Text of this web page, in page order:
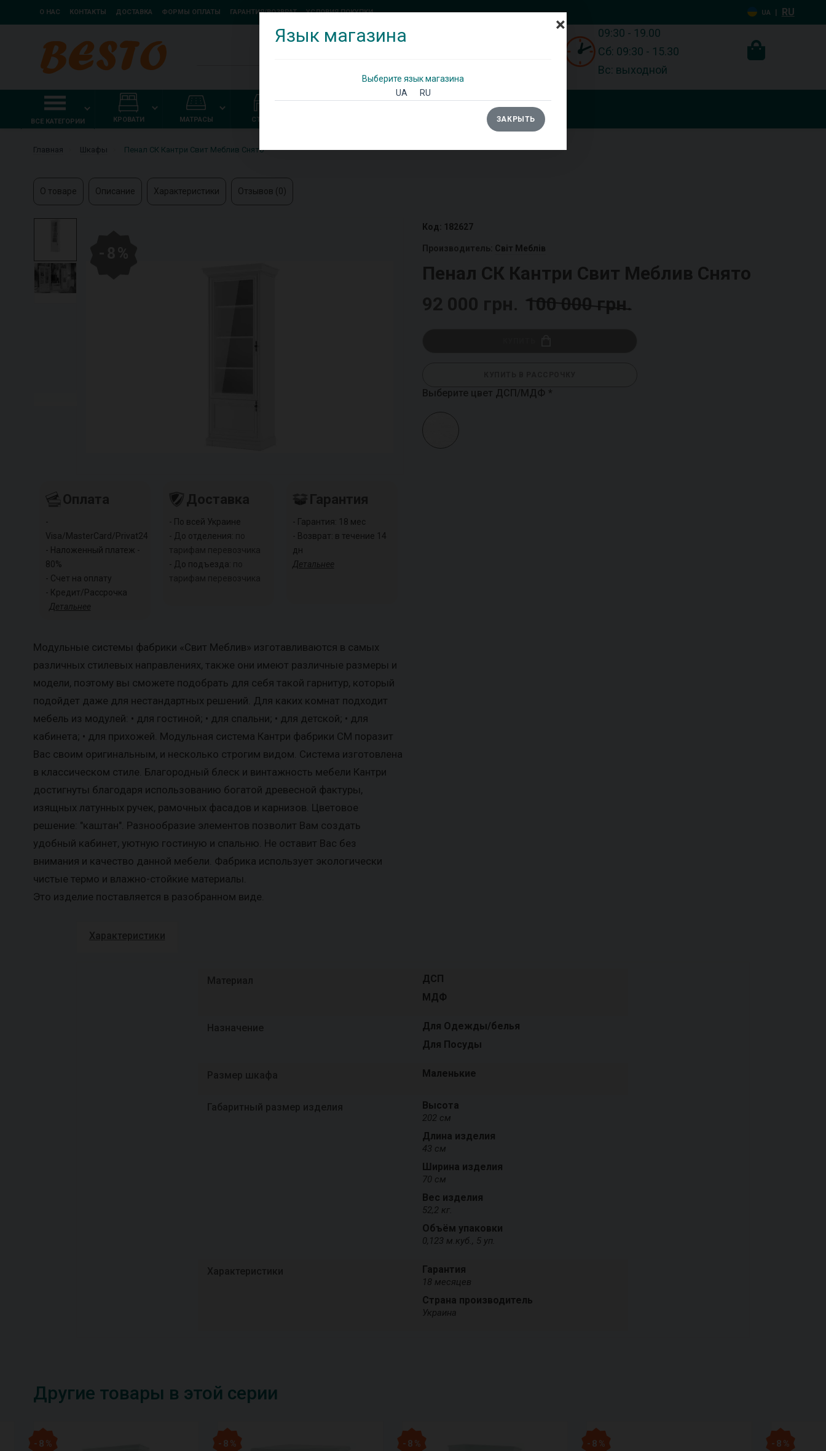
О НАС КОНТАКТЫ ДОСТАВКА ФОРМЫ ОПЛАТЫ ГАРАНТИЯ/ВОЗВРАТ УСЛОВИЯ ПОКУПКИ UA | RU
09:30 - 19.00
Сб: 09:30 - 15.30
Вс: выходной
ВСЕ КАТЕГОРИИ КРОВАТИ МАТРАСЫ СТОЛЫ ТУМБЫ/КОМОДЫ
Главная Шкафы Пенал СК Кантри Свит Меблив Снято
×
Язык магазина
Выберите язык магазина
UA
RU
ЗАКРЫТЬ
О товаре Описание Характеристики Отзывов (0)
Оплата
-
Visa/MasterCard/Privat24
- Наложенный платеж -
80%
- Счет на оплату
- Кредит/Рассрочка
Детальнее
Доставка
- По всей Украине
- До отделения:
- До подъезда:
Гарантия
- Гарантия: 18 мес
- Возврат: в течение 14
дн
Детальнее
Модульные системы фабрики «Свит Меблив» изготавливаются в самых
различных стилевых направлениях, также они имеют различные размеры и
модели, поэтому вы сможете подобрать для себя такой гарнитур, который
подойдет даже для нестандартных решений. Для каких комнат подходит
мебель из модулей: • для гостиной; • для спальни; • для детской; • для
кабинета; • для прихожей. Модульная система Кантри фабрики СМ поразит
Вас своим оригинальным, и несколько строгим видом. Система изготовлена
в классическом стиле. Благородный блеск и винтажность мебели Кантри
достигнуты благодаря использованию богатой древесной фактуры,
изящных латунных ручек, рамочных фасадов и карнизов. Цветовое
решение: "каштан". Разнообразие элементов позволит Вам создать
удобный кабинет, уютную гостиную и спальню. Не оставит Вас без
внимания и качество данной мебели. Фабрика использует экологически
чистые термо и влажно-стойкие материалы.
Это изделие поставляется в разобранном виде.
Код: 182627
Производитель: Світ Меблів
Пенал СК Кантри Свит Меблив Снято
100 000 грн.
Выберите цвет ДСП/МДФ
Характеристики
Материал
ДСП
МДФ
Назначение
Для Одежды/белья
Для Посуды
Размер шкафа Маленькие
Габаритный размер изделия Высота
202 см
Длина изделия
43 см
Ширина изделия
70 см
Вес изделия
52,2 кг.
Объём упаковки
0,123 м.куб., 5 уп.
Характеристики Гарантия
18 месяцев
Страна производитель
Украина
Другие товары в этой серии
- 8 % - 8 % - 8 % - 8 % - 8 %